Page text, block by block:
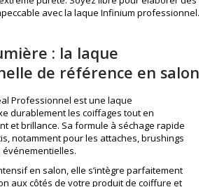
avec la laque Infinium professionnel.
: la laque
de référence en salon
Professionnel est une laque
durablement les coiffages tout en
et brillance. Sa formule à séchage rapide
notamment pour les attaches, brushings
en salon, elle s’intègre parfaitement
aux côtés de votre produit de coiffure et